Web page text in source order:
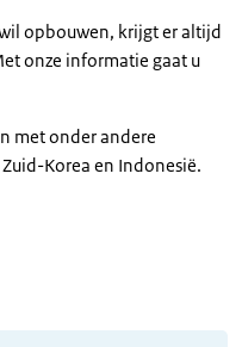
opbouwen, krijgt er altijd
onze informatie gaat u
met onder andere
Korea en Indonesië.